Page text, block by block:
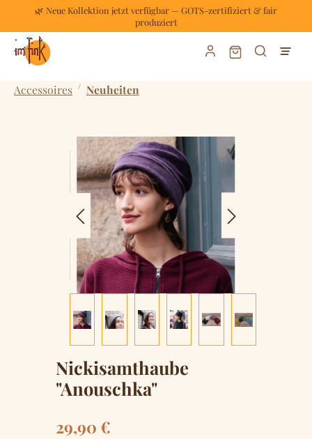
Zum Hauptinhalt springen
🌿 Neue Kollektion jetzt verfügbar — GOTS-zertifiziert & fair
produziert
Warenkorb
Accessoires / Neuheiten
Bildergalerie überspringen
Nickisamthaube
"Anouschka"
Regulärer Preis:
29,90 €